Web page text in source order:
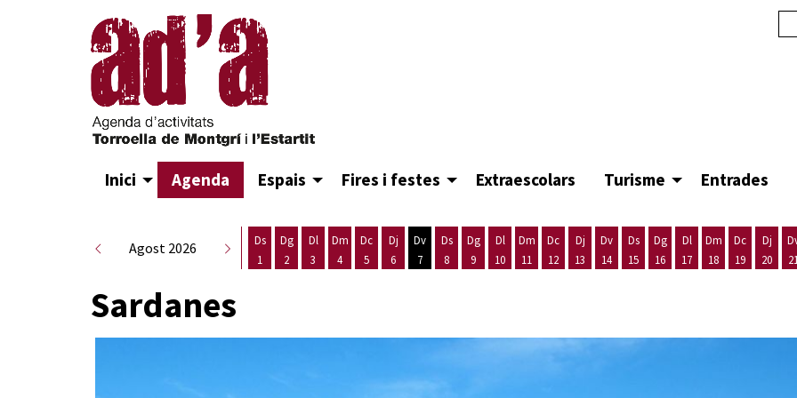
Inici Agenda Espais Fires i festes Extraescolars Turisme Entrades
Agost 2026
Ds
1
Dg
2
Dl
3
Dm
4
Dc
5
Dj
6
Dv
7
Ds
8
Dg
9
Dl
10
Dm
11
Dc
12
Dj
13
Dv
14
Ds
15
Dg
16
Dl
17
Dm
18
Dc
19
Dj
20
Sardanes